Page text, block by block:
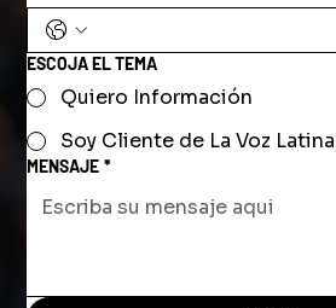
ESCOJA EL TEMA
Quiero Información
Soy Cliente de La Voz Latina
MENSAJE *